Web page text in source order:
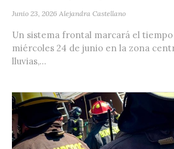
Junio 23, 2026 Alejandra Castellano
Un sistema frontal marcará el
miércoles 24 de junio en la zona
lluvias,...